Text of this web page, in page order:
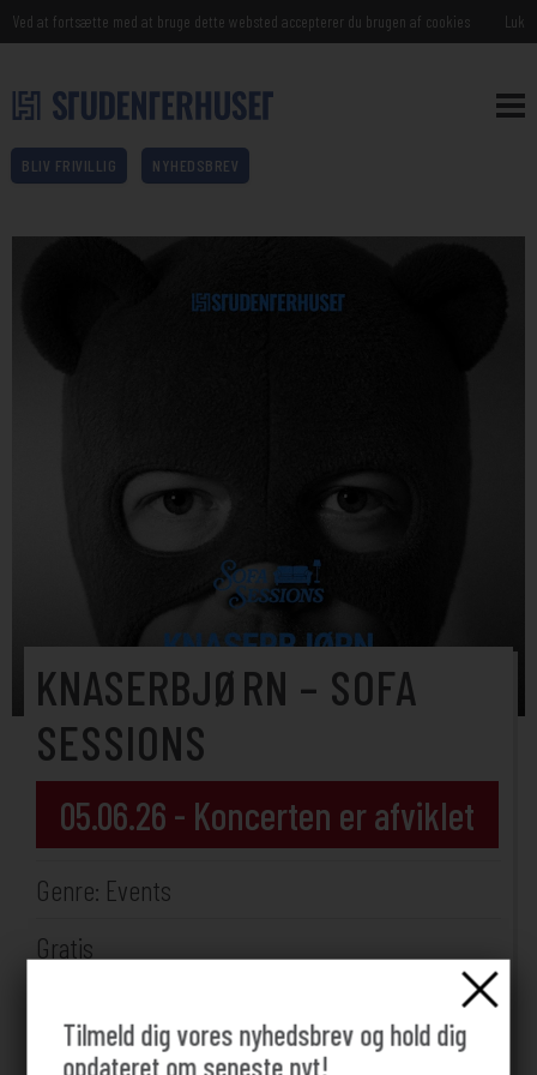
Ved at fortsætte med at bruge dette websted accepterer du brugen af cookies Luk
BLIV FRIVILLIG NYHEDSBREV
KNASERBJØRN – SOFA
SESSIONS
05.06.26 - Koncerten er afviklet
Genre: Events
Gratis
Cafeen
Tilmeld dig vores nyhedsbrev og hold dig
opdateret om seneste nyt!